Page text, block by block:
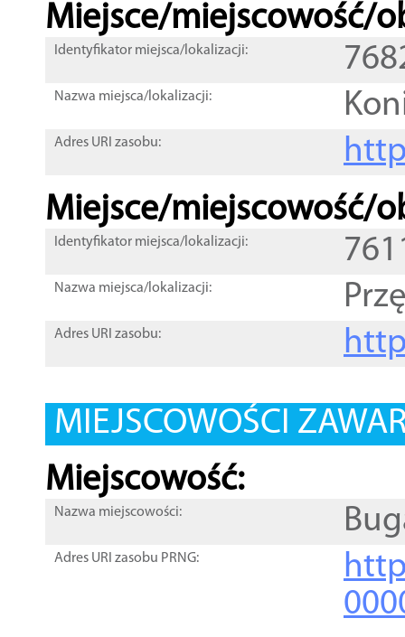
Miejsce/miejscowość/
Identyfikator miejsca/lokalizacji:
Nazwa miejsca/lokalizacji:
Adres URI zasobu:
Miejsce/miejscowość/
Identyfikator miejsca/lokalizacji:
Nazwa miejsca/lokalizacji:
Adres URI zasobu:
MIEJSCOWOŚCI
Miejscowość:
Nazwa miejscowości:
Adres URI zasobu PRNG: